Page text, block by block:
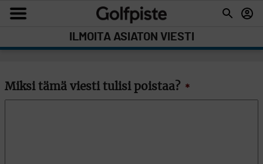
ILMOITA ASIATON VIESTI
Miksi tämä viesti tulisi poistaa? *